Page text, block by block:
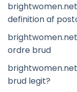
definition af
ordre brud
brud legit?